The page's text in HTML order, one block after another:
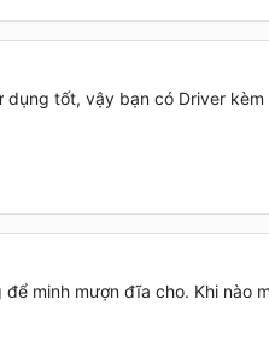
tốt, vậy bạn có Driver kèm
minh mượn đĩa cho. Khi nào